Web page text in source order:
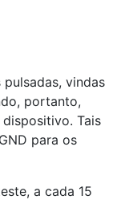
vindas
portanto,
Tais
para os
a cada 15